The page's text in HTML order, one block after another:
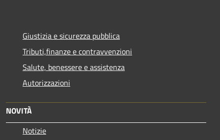
Giustizia e sicurezza pubblica
Tributi,finanze e contravvenzioni
Salute, benessere e assistenza
Autorizzazioni
NOVITÀ
Notizie